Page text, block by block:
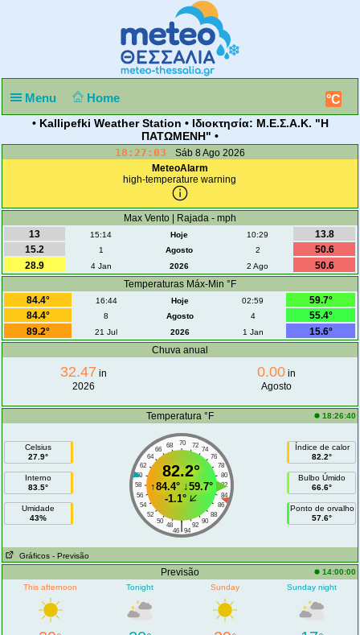
Menu Home °C
• Kallipefki Weather Station • Ιδιοκτησία: Μ.Ε.Σ.Α.Κ. "Η
ΠΑΤΩΜΕΝΗ" •
18:27:03
Sáb 8 Ago 2026
MeteoAlarm
high-temperature warning
Max Vento | Rajada - mph
13
15:14 Hoje 10:29
13.8
15.2
1 Agosto 2
50.6
28.9
4 Jan 2026 2 Ago
50.6
Temperaturas Máx-Min °F
84.4°
16:44 Hoje 02:59
59.7°
84.4°
8 Agosto 4
55.4°
89.2°
21 Jul 2026 1 Jan
15.6°
Chuva anual
32.47 in
2026
0.00in
Agosto
Temperatura °F 18:26:40
Celsius
27.9°
Interno
83.5°
Umidade
43%
70
68 72
66
74
64
76
62
78
60
80
58
82
56
84
54
86
52
88
50
90
48 92
|
46 94
82.2°
↑84.4°↓59.7°
-1.1°
Índice de calor
82.2°
Bulbo Úmido
66.6°
Ponto de orvalho
57.6°
Gráficos - Previsão
Previsão
14:00:00
This afternoon
Tonight Sunday Sunday night